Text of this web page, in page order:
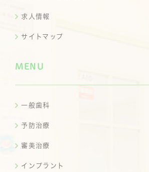
求人情報
サイトマップ
MENU
一般歯科
予防治療
審美治療
インプラント